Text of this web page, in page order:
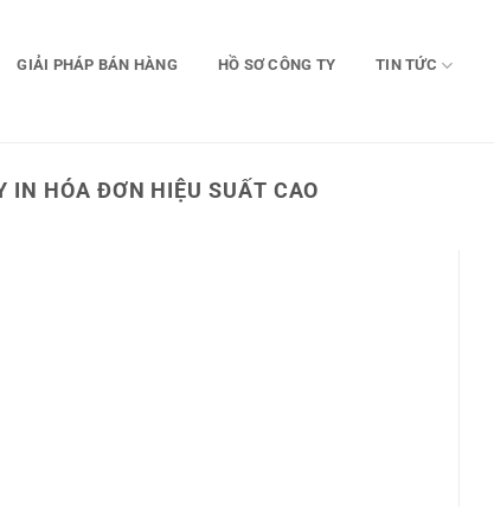
GIẢI PHÁP BÁN HÀNG HỒ SƠ CÔNG TY TIN TỨC
IN HÓA ĐƠN HIỆU SUẤT CAO